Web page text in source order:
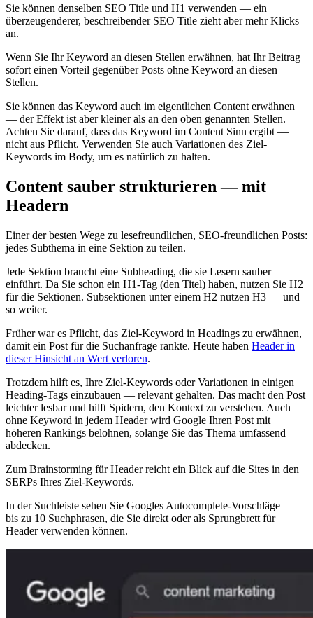
Sie können denselben SEO Title und H1 verwenden — ein
überzeugenderer, beschreibender SEO Title zieht aber mehr Klicks
an.
Wenn Sie Ihr Keyword an diesen Stellen erwähnen, hat Ihr Beitrag
sofort einen Vorteil gegenüber Posts ohne Keyword an diesen
Stellen.
Sie können das Keyword auch im eigentlichen Content erwähnen
— der Effekt ist aber kleiner als an den oben genannten Stellen.
Achten Sie darauf, dass das Keyword im Content Sinn ergibt —
nicht aus Pflicht. Verwenden Sie auch Variationen des Ziel-
Keywords im Body, um es natürlich zu halten.
Content sauber strukturieren — mit
Headern
Einer der besten Wege zu lesefreundlichen, SEO-freundlichen Posts:
jedes Subthema in eine Sektion zu teilen.
Jede Sektion braucht eine Subheading, die sie Lesern sauber
einführt. Da Sie schon ein H1-Tag (den Titel) haben, nutzen Sie H2
für die Sektionen. Subsektionen unter einem H2 nutzen H3 — und
so weiter.
Früher war es Pflicht, das Ziel-Keyword in Headings zu erwähnen,
damit ein Post für die Suchanfrage rankte. Heute haben Header in
dieser Hinsicht an Wert verloren.
Trotzdem hilft es, Ihre Ziel-Keywords oder Variationen in einigen
Heading-Tags einzubauen — relevant gehalten. Das macht den Post
leichter lesbar und hilft Spidern, den Kontext zu verstehen. Auch
ohne Keyword in jedem Header wird Google Ihren Post mit
höheren Rankings belohnen, solange Sie das Thema umfassend
abdecken.
Zum Brainstorming für Header reicht ein Blick auf die Sites in den
SERPs Ihres Ziel-Keywords.
In der Suchleiste sehen Sie Googles Autocomplete-Vorschläge —
bis zu 10 Suchphrasen, die Sie direkt oder als Sprungbrett für
Header verwenden können.